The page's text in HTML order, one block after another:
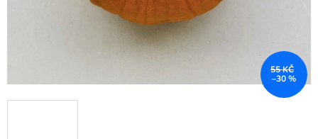
55 KČ
–30 %